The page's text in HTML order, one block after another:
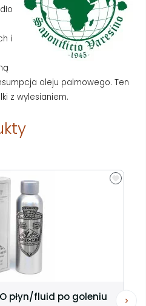
i
oleju palmowego. Ten
z wylesianiem.
płyn/fluid po goleniu